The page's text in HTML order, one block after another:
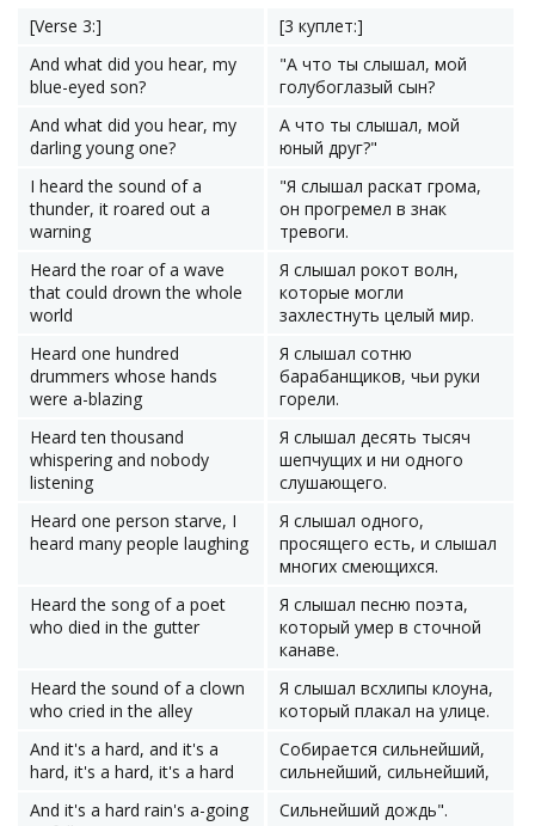
[Verse 3:]
[3 куплет:]
And what did you hear, my
blue-eyed son?
"А что ты слышал, мой
голубоглазый сын?
And what did you hear, my
darling young one?
А что ты слышал, мой
юный друг?"
I heard the sound of a
thunder, it roared out a
warning
"Я слышал раскат грома,
он прогремел в знак
тревоги.
Heard the roar of a wave
that could drown the whole
world
Я слышал рокот волн,
которые могли
захлестнуть целый мир.
Heard one hundred
drummers whose hands
were a-blazing
Я слышал сотню
барабанщиков, чьи руки
горели.
Heard ten thousand
whispering and nobody
listening
Я слышал десять тысяч
шепчущих и ни одного
слушающего.
Heard one person starve, I
heard many people laughing
Я слышал одного,
просящего есть, и слышал
многих смеющихся.
Heard the song of a poet
who died in the gutter
Я слышал песню поэта,
который умер в сточной
канаве.
Heard the sound of a clown
who cried in the alley
Я слышал всхлипы клоуна,
который плакал на улице.
And it's a hard, and it's a
hard, it's a hard, it's a hard
Собирается сильнейший,
сильнейший, сильнейший,
And it's a hard rain's a-going
Сильнейший дождь".